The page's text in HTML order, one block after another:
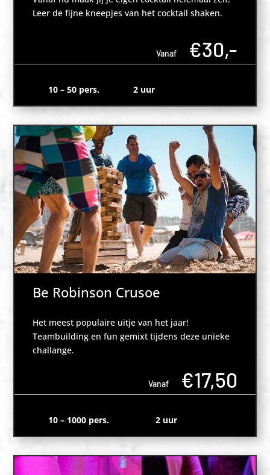
Leer de fijne kneepjes van het cocktail shaken.
Vanaf €30,-
10 – 50 pers. 2 uur
Be Robinson Crusoe
Het meest populaire uitje van het jaar!
Teambuilding en fun gemixt tijdens deze unieke
challange.
Vanaf €17,50
10 – 1000 pers. 2 uur